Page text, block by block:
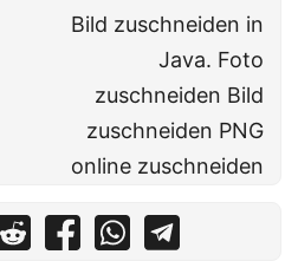
Bild zuschneiden in
Java. Foto
zuschneiden Bild
zuschneiden PNG
online zuschneiden